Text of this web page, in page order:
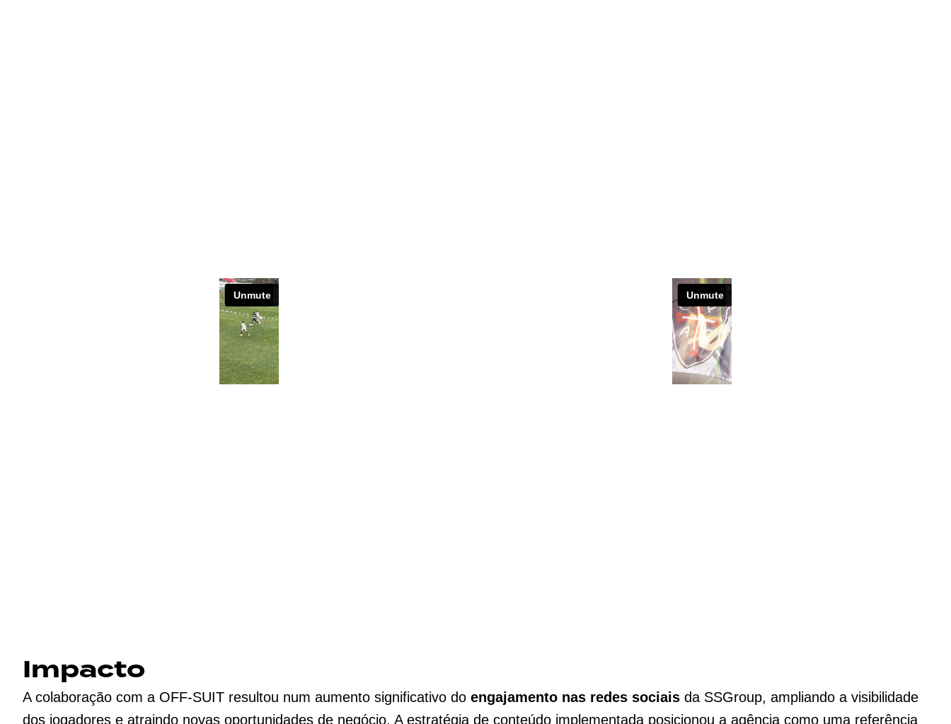
Impacto
A colaboração com a OFF-SUIT resultou num aumento significativo do engajamento nas redes sociais da SSGroup, ampliando a visibilidade
dos jogadores e atraindo novas oportunidades de negócio. A estratégia de conteúdo implementada posicionou a agência como uma referência